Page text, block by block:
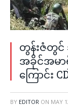
တွန်းဇံတွင် ခ
အခိုင်အမာ
ကြောင်း
BY EDITOR ON MAY